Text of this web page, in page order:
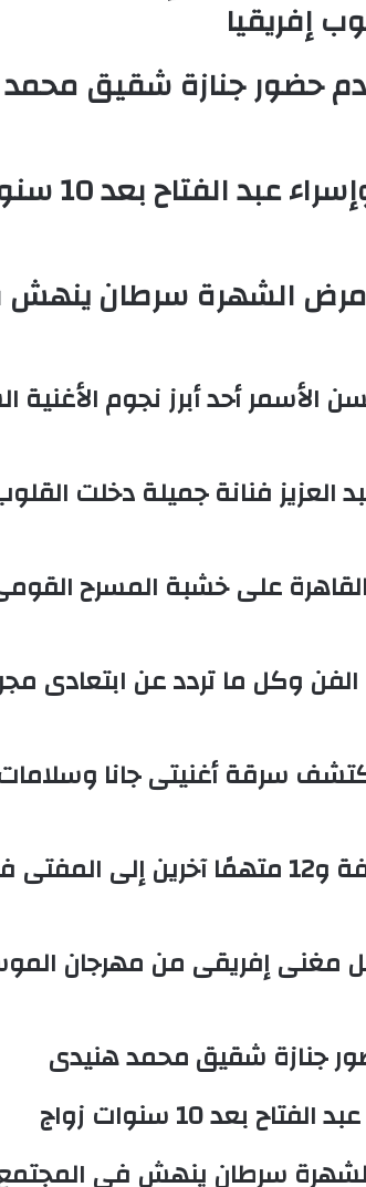
إفريقيا
حضور جنازة شقيق محمد
طلاق حمدى الميرغنى
مرض الشهرة سرطان
حسن الأسمر أحد أبرز نجوم
العزيز فنانة جميلة دخلت
على خشبة المسرح
وكل ما تردد عن ابتعادى
تكتشف سرقة أغنيتى جانا
إحالة أوراق المذيعة سارة خليفة و12 متهمًا آخرين إلى
مغنى إفريقى من مهرجان
جنازة شقيق محمد هنيدى
10 سنوات زواج
سرطان ينهش فى